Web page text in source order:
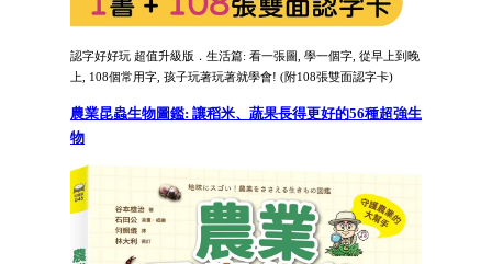
認字好好玩 超值升級版．生活篇: 看一張圖, 學一個字, 從早上到晚
上, 108個常用字, 孩子玩著玩著就學會! (附108張雙面認字卡)
農業昆蟲生物圖鑑: 讓稻米、蔬果長得更好的56種超強生
物